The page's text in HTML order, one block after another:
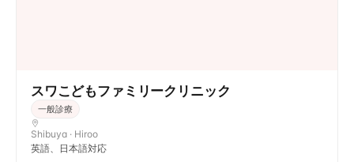
スワこどもファミリークリニック
一般診療
Shibuya · Hiroo
英語、日本語対応